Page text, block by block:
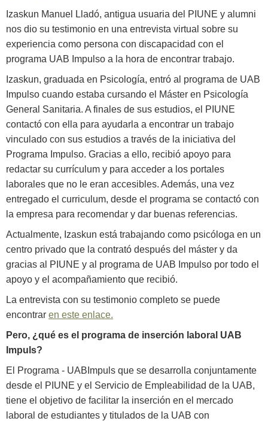
Izaskun Manuel Lladó, antigua usuaria del PIUNE y alumni
nos dio su testimonio en una entrevista virtual sobre su
experiencia como persona con discapacidad con el
programa UAB Impulso a la hora de encontrar trabajo.
Izaskun, graduada en Psicología, entró al programa de UAB
Impulso cuando estaba cursando el Máster en Psicología
General Sanitaria. A finales de sus estudios, el PIUNE
contactó con ella para ayudarla a encontrar un trabajo
vinculado con sus estudios a través de la iniciativa del
Programa Impulso. Gracias a ello, recibió apoyo para
redactar su currículum y para acceder a los portales
laborales que no le eran accesibles. Además, una vez
entregado el curriculum, desde el programa se contactó con
la empresa para recomendar y dar buenas referencias.
Actualmente, Izaskun está trabajando como psicóloga en un
centro privado que la contrató después del máster y da
gracias al PIUNE y al programa de UAB Impulso por todo el
apoyo y el acompañamiento que recibió.
La entrevista con su testimonio completo se puede
encontrar en este enlace.
Pero, ¿qué es el programa de inserción laboral UAB
Impuls?
El Programa - UABImpuls que se desarrolla conjuntamente
desde el PIUNE y el Servicio de Empleabilidad de la UAB,
tiene el objetivo de facilitar la inserción en el mercado
laboral de estudiantes y titulados de la UAB con